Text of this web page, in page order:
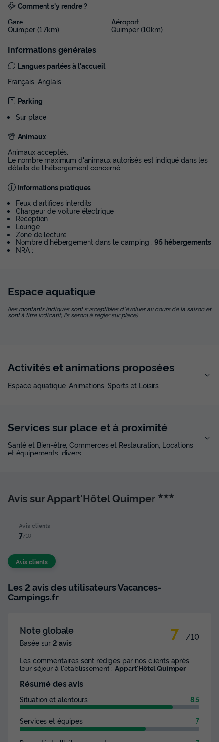
Comment s'y rendre ?
Gare
Quimper (1,7km)
Aéroport
Quimper (10km)
Informations générales
Langues parlées à l'accueil
Français, Anglais
Parking
Sur place
Animaux
Animaux acceptés.
Le nombre maximum d'animaux autorisés est indiqué dans les
détails de l'hébergement concerné.
Informations pratiques
Feux d'artifices interdits
Chargeur de voiture électrique
Réception
Lounge
Zone de lecture
Nombre d'hébergement dans le camping : 95 hébergements
NRA :
Espace aquatique
(les montants indiqués sont susceptibles d'évoluer au cours de la saison et
sont à titre indicatif, ils seront à régler sur place)
Activités et animations proposées
Espace aquatique, Animations, Sports et Loisirs
Services sur place et à proximité
Santé et Bien-être, Commerces et Restauration, Locations
et équipements, divers
Avis sur Appart'Hôtel Quimper ★★★
Avis clients
7/10
Avis clients
Les 2 avis des utilisateurs Vacances-
Campings.fr
Note globale
Basée sur 2 avis 7 /10
Les commentaires sont rédigés par nos clients après
leur séjour à l'établissement : Appart'Hôtel Quimper
Résumé des avis
Situation et alentours 8.5
Services et équipes 7